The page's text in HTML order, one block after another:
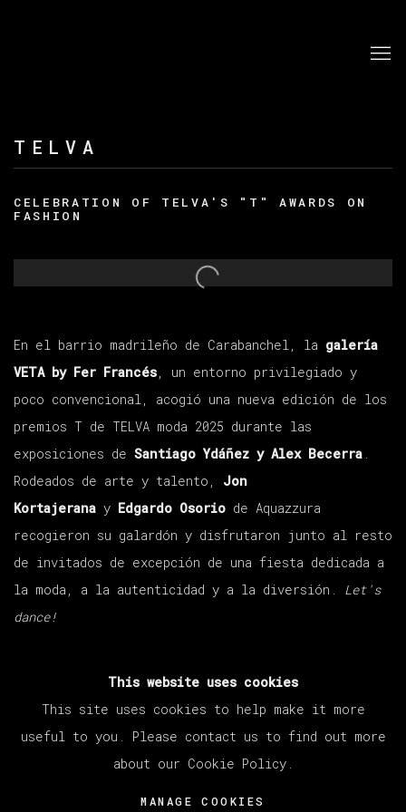
TELVA
CELEBRATION OF TELVA'S "T" AWARDS ON
FASHION
Open a larger version of the following image in a
En el barrio madrileño de Carabanchel, la galería
VETA by Fer Francés, un entorno privilegiado y
poco convencional, acogió una nueva edición de los
premios T de TELVA moda 2025 durante las
exposiciones de Santiago Ydáñez y Alex Becerra .
Rodeados de arte y talento, Jon
Kortajerana y Edgardo Osorio de Aquazzura
recogieron su galardón y disfrutaron junto al resto
de invitados de excepción de una fiesta dedicada a
la moda, a la autenticidad y a la diversión. Let's
dance!
NOVEMBER 14, 2025
COPYRIGHT © 2026 VETA GALERIA
This website uses cookies
This site uses cookies to help make it more
useful to you. Please contact us to find out more
about our Cookie Policy.
MANAGE COOKIES